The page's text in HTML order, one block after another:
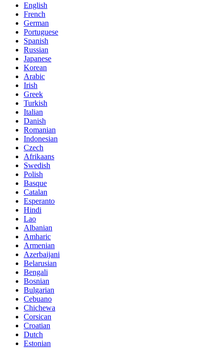
English
French
German
Portuguese
Spanish
Russian
Japanese
Korean
Arabic
Irish
Greek
Turkish
Italian
Danish
Romanian
Indonesian
Czech
Afrikaans
Swedish
Polish
Basque
Catalan
Esperanto
Hindi
Lao
Albanian
Amharic
Armenian
Azerbaijani
Belarusian
Bengali
Bosnian
Bulgarian
Cebuano
Chichewa
Corsican
Croatian
Dutch
Estonian